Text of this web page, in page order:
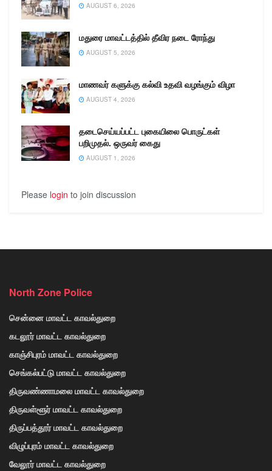
AUGUST 6, 2026
மதுரை மாவட்டத்தில் தீவிர நடை ரோந்து
AUGUST 5, 2026
மாணவர் களுக்கு கல்வி உதவி வழங்கும் விழா
AUGUST 4, 2026
தடைசெய்யப்பட்ட புகையிலை பொருட்கள்
பறிமுதல். ஒருவர் கைது
AUGUST 1, 2026
Please login to join discussion
North Zone Police
சென்னை மாவட்ட காவல்துறை
கடலூர் மாவட்ட காவல்துறை
காஞ்சிபுரம் மாவட்ட காவல்துறை
செங்கல்பட்டு மாவட்ட காவல்துறை
திருவண்ணாமலை மாவட்ட காவல்துறை
திருவள்ளூர் மாவட்ட காவல்துறை
திருப்பத்தூர் மாவட்ட காவல்துறை
விழுப்புரம் மாவட்ட காவல்துறை
வேலூர் மாவட்ட காவல்துறை